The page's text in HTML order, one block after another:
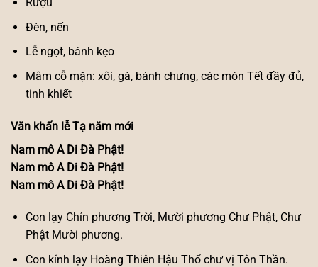
Đèn, nến
Lễ ngọt, bánh kẹo
Mâm cỗ mặn: xôi, gà, bánh chưng, các món Tết đầy đủ,
tinh khiết
Văn khấn lễ Tạ năm mới
Nam mô A Di Đà Phật!
Nam mô A Di Đà Phật!
Nam mô A Di Đà Phật!
Con lạy Chín phương Trời, Mười phương Chư Phật, Chư
Phật Mười phương.
Con kính lạy Hoàng Thiên Hậu Thổ chư vị Tôn Thần.